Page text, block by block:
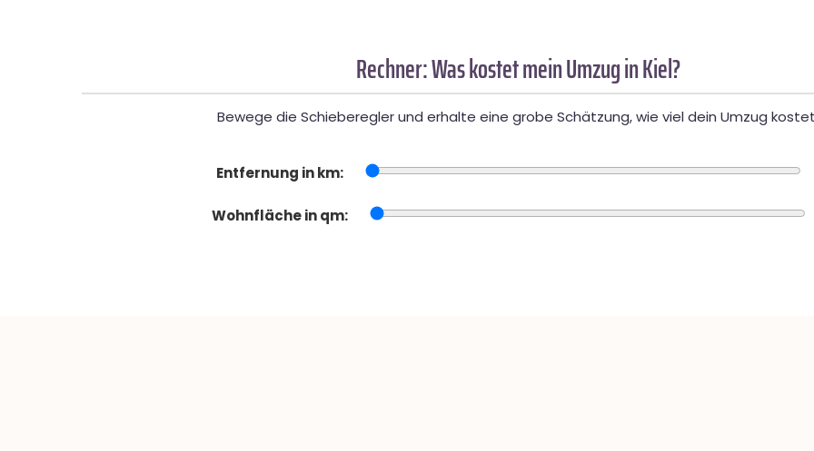
Rechner: Was kostet mein Umzug in Kiel?
Bewege die Schieberegler und erhalte eine grobe Schätzung, wie viel dein Umzug
Entfernung in km:
Wohnfläche in qm: